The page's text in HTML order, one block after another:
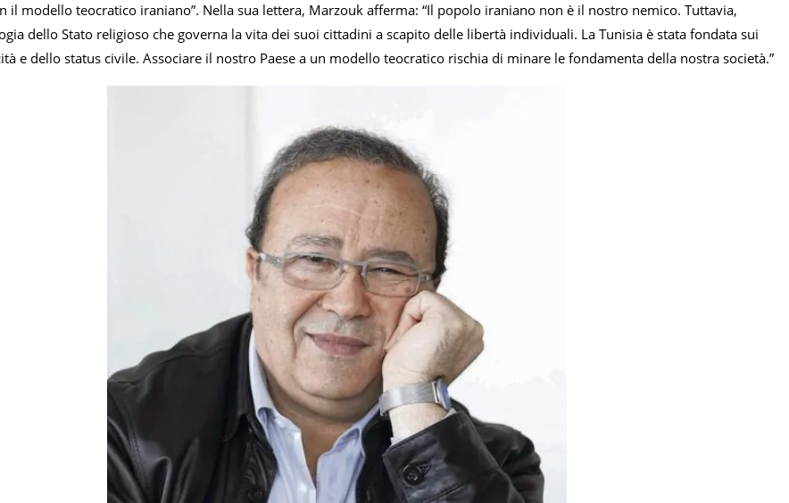
il modello teocratico iraniano”. Nella sua lettera, Marzouk afferma: “Il popolo iraniano non è il nostro nemico. Tuttavia,
dello Stato religioso che governa la vita dei suoi cittadini a scapito delle libertà individuali. La Tunisia è stata fondata sui
e dello status civile. Associare il nostro Paese a un modello teocratico rischia di minare le fondamenta della nostra società.”